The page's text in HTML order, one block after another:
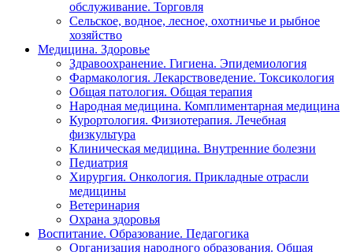
обслуживание. Торговля
Сельское, водное, лесное, охотничье и рыбное
хозяйство
Медицина. Здоровье
Здравоохранение. Гигиена. Эпидемиология
Фармакология. Лекарствоведение. Токсикология
Общая патология. Общая терапия
Народная медицина. Комплиментарная медицина
Курортология. Физиотерапия. Лечебная
физкультура
Клиническая медицина. Внутренние болезни
Педиатрия
Хирургия. Онкология. Прикладные отрасли
медицины
Ветеринария
Охрана здоровья
Воспитание. Образование. Педагогика
Организация народного образования. Общая